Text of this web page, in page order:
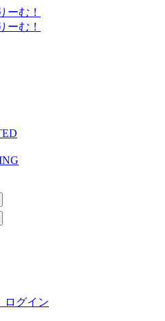
ログイン